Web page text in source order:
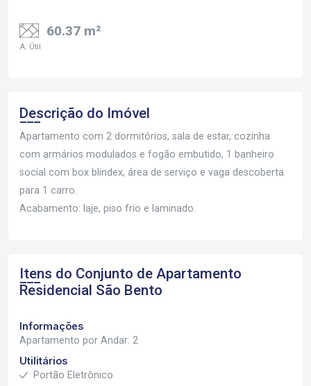
60.37 m²
A. Útil
Descrição do Imóvel
Apartamento com 2 dormitórios, sala de estar, cozinha
com armários modulados e fogão embutido, 1 banheiro
social com box blindex, área de serviço e vaga descoberta
para 1 carro.
Acabamento: laje, piso frio e laminado.
Itens do Conjunto de Apartamento
Residencial São Bento
Informações
Apartamento por Andar: 2
Utilitários
Portão Eletrônico